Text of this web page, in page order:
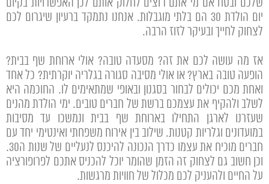
שלכם ובטח אם מי אתם רוצים לחלוק אותם לכן האפשרויות בקיום
יום הולדת 30 הם בלתי מוגבלות. אנחנו נתמקד ברעיון שיגרום לכם
לצחוק לחייך ובעיקר לזוז הרבה.
אז מה עושה לכם את זה? מסעדה טובה? אולי ארוחת שף בבית?
הופעה טובה בארץ? או אולי מסיבה סגורה בגלריה יוקרתית? כל אחד
ואחת מכם יכולים לבחור בסגנון ובאופי שמתאימים לו. החוכמה היא
לשלב ולהקיף את עצמכם ברשת של חברים טובים. ימי הולדת מהנים
שעזרנו לארגן התחילו בארוחת שף בבית ונמשכו עד מסיבות
במועדונים וגלריות קטנות. שילוב בין אירוח משפחתי ואינטימי יחד עם
חברים מוכיח את עצמו כדרך הנכונה להיכנס לנעליים של שנות ה30.
וכן חשוב גם לצחוק זה הזמן שהומר יוכל להכניס אתכם לפרופורציה
על החיים ולהעניק לכם מכלול של חוויות מרגשות.